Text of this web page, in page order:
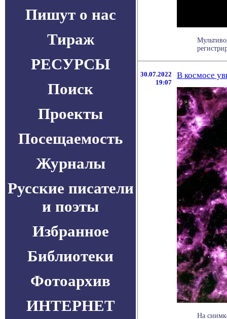
Пишут о нас
Тираж
РЕСУРСЫ
Поиск
Проекты
Посещаемость
Журналы
Русские писатели
и поэты
Избранное
Библиотеки
Фотоархив
ИНТЕРНЕТ
30.07.2022
19:07
В космосе
На